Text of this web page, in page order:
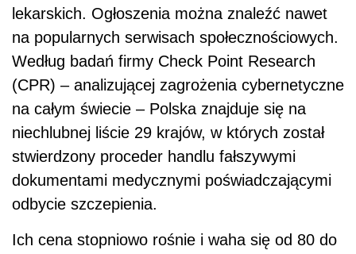
lekarskich. Ogłoszenia można znaleźć nawet
na popularnych serwisach społecznościowych.
Według badań firmy Check Point Research
(CPR) – analizującej zagrożenia cybernetyczne
na całym świecie – Polska znajduje się na
niechlubnej liście 29 krajów, w których został
stwierdzony proceder handlu fałszywymi
dokumentami medycznymi poświadczającymi
odbycie szczepienia.
Ich cena stopniowo rośnie i waha się od 80 do